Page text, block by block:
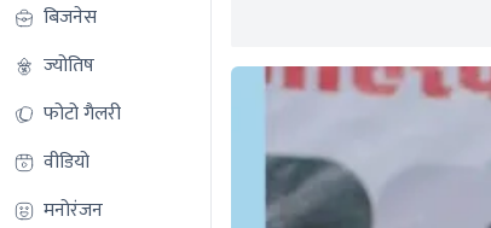
बिजनेस
ज्योतिष
फोटो गैलरी
वीडियो
मनोरंजन